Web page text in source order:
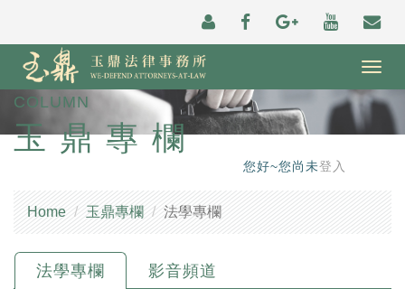
COLUMN
玉鼎專欄
您好~您尚未登入
Home 玉鼎專欄 法學專欄
法學專欄 影音頻道